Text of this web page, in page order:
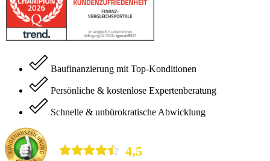
Baufinanzierung mit Top-Konditionen
Persönliche & kostenlose Expertenberatung
Schnelle & unbürokratische Abwicklung
4,5